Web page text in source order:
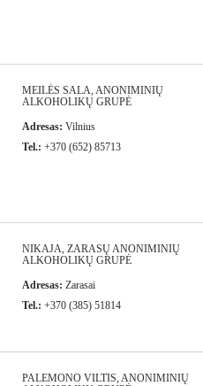
MEILĖS SALA, ANONIMINIŲ
ALKOHOLIKŲ GRUPĖ
Adresas: Vilnius
Tel.: +370 (652) 85713
NIKAJA, ZARASŲ ANONIMINIŲ
ALKOHOLIKŲ GRUPĖ
Adresas: Zarasai
Tel.: +370 (385) 51814
PALEMONO VILTIS, ANONIMINIŲ